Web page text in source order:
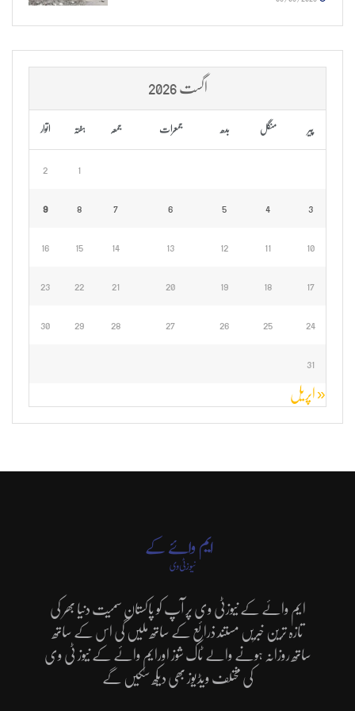
اگست 2026
پیر منگل بدھ جمعرات جمعہ ہفتہ اتوار
1
2
3
4
5
6
7
8
9
10
11
12
13
14
15
16
17
18
19
20
21
22
23
24
25
26
27
28
29
30
31
« اپریل
ایم وائے کے نیوزٹی وی پر آپ کو پاکستان سمیت دنیا بھر کی
تازہ ترین خبریں مستند ذرائع کے ساتھ ملیں گی اس کے ساتھ
ساتھ روزانہ ہونے والے ٹاک شوز اورایم وائے کے نیوز ٹی وی
کی مختلف ویڈیوز بھی دیکھ سکیں گے